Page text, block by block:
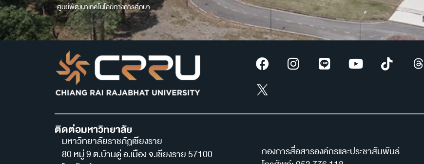
ศูนย์พัฒนาเทคโนโลยีทางการศึกษา
ติดต่อมหาวิทยาลัย
มหาวิทยาลัยราชภัฏเชียงราย
80 หมู่ 9 ต.บ้านดู่ อ.เมือง จ.เชียงราย 57100
กองการสื่อสารองค์กรและประชาสัมพันธ์